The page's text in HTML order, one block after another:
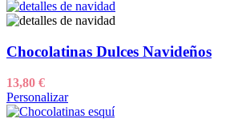
Chocolatinas Dulces Navideños
13,80 €
Personalizar